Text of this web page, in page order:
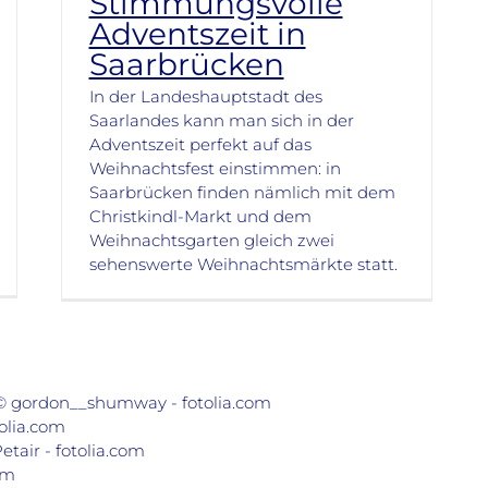
Adventszeit in
Saarbrücken
In der Landeshauptstadt des
Saarlandes kann man sich in der
Adventszeit perfekt auf das
Weihnachtsfest einstimmen: in
Saarbrücken finden nämlich mit dem
Christkindl-Markt und dem
Weihnachtsgarten gleich zwei
sehenswerte Weihnachtsmärkte statt.
- fotolia.com
- fotolia.com